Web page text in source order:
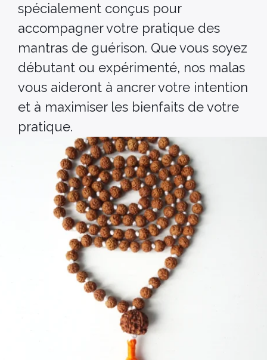
spécialement conçus pour
accompagner votre pratique des
mantras de guérison. Que vous soyez
débutant ou expérimenté, nos malas
vous aideront à ancrer votre intention
et à maximiser les bienfaits de votre
pratique.